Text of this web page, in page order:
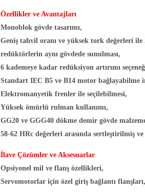
Özellikler ve Avantajları
Monoblok gövde tasarımı,
Geniş tahvil oranı ve yüksek tork değerleri ile
redüktörlerin aynı gövdede sunulması,
6 kademeye kadar redüksiyon artırımı
Standart IEC B5 ve B14 motor bağlayabilme
Elektromanyetik frenler ile seçilebilmesi,
Yüksek ömürlü rulman kullanımı,
GG20 ve GGG40 dökme demir gövde
58-62 HRc değerleri arasında sertleştirilmiş
İlave Çözümler ve Aksesuarlar
Opsiyonel mil ve flanş özellikleri,
Servomotorlar için özel giriş bağlantı flanşları,